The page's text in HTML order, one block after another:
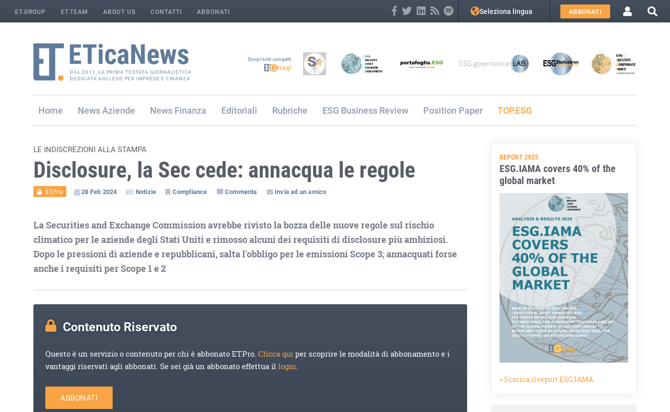
ET.GROUP ET.TEAM ABOUT US CONTATTI ABBONATI Seleziona lingua ABBONATI
DAL 2011, LA PRIMA TESTATA GIORNALISTICA
DEDICATA AGLI ESG PER IMPRESE E FINANZA
Scopri tutti i progetti
Home Aziende Finanza Editoriali Rubriche ESG Business Review Position Paper TOP.ESG
LE INDISCREZIONI ALLA STAMPA
Disclosure, la Sec cede: annacqua le regole
ET.Pro 28 Feb 2024 Notizie Compliance Commenta Invia ad un amico
La Securities and Exchange Commission avrebbe rivisto la bozza delle nuove regole sul rischio
climatico per le aziende degli Stati Uniti e rimosso alcuni dei requisiti di disclosure più ambiziosi.
Dopo le pressioni di aziende e repubblicani, salta l'obbligo per le emissioni Scope 3; annacquati forse
anche i requisiti per Scope 1 e 2
Contenuto Riservato
Questo è un servizio o contenuto per chi è abbonato ET.Pro.Clicca quiper scoprire le modalità di abbonamento e i
vantaggi riservati agli abbonati. Se sei già un abbonato effettua illogin.
ABBONATI
REPORT 2025
ESG.IAMA covers 40% of the
global market
» Scarica il report ESG.IAMA